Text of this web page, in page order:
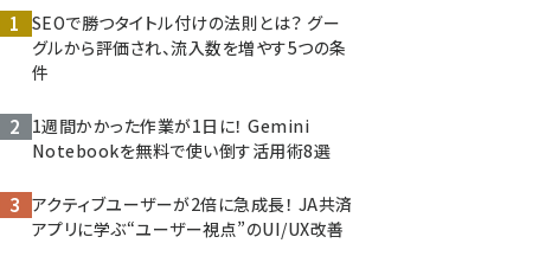
SEOで勝つタイトル付けの法則とは？ グー
グルから評価され、流入数を増やす5つの条
件
1週間かかった作業が1日に！ Gemini
Notebookを無料で使い倒す活用術8選
アクティブユーザーが2倍に急成長！ JA共済
アプリに学ぶ“ユーザー視点”のUI/UX改善